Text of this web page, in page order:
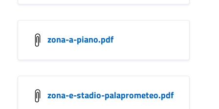
zona-a-piano.pdf
zona-e-stadio-palaprometeo.pdf